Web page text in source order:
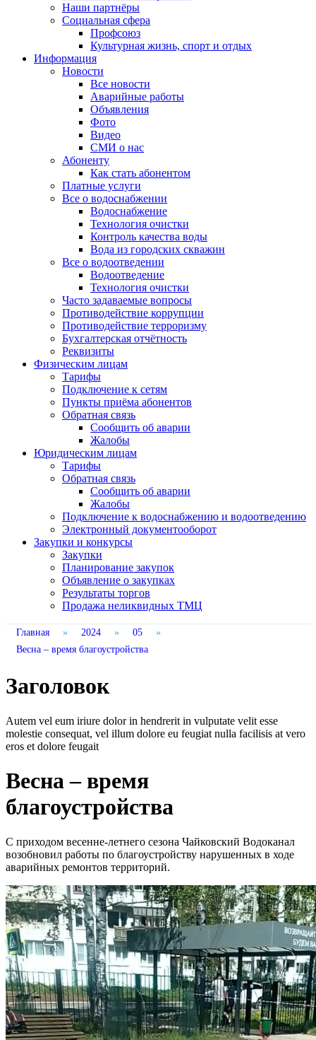
Наши партнёры
Социальная сфера
Профсоюз
Культурная жизнь, спорт и отдых
Информация
Новости
Все новости
Аварийные работы
Объявления
Фото
Видео
СМИ о нас
Абоненту
Как стать абонентом
Платные услуги
Все о водоснабжении
Водоснабжение
Технология очистки
Контроль качества воды
Вода из городских скважин
Все о водоотведении
Водоотведение
Технология очистки
Часто задаваемые вопросы
Противодействие коррупции
Противодействие терроризму
Бухгалтерская отчётность
Реквизиты
Физическим лицам
Тарифы
Подключение к сетям
Пункты приёма абонентов
Обратная связь
Сообщить об аварии
Жалобы
Юридическим лицам
Тарифы
Обратная связь
Сообщить об аварии
Жалобы
Подключение к водоснабжению и водоотведению
Электронный документооборот
Закупки и конкурсы
Закупки
Планирование закупок
Объявление о закупках
Результаты торгов
Продажа неликвидных ТМЦ
Главная » 2024 » 05
»
Весна – время благоустройства
Заголовок
Autem vel eum iriure dolor in hendrerit in vulputate velit esse
molestie consequat, vel illum dolore eu feugiat nulla facilisis at vero
eros et dolore feugait
Весна – время
благоустройства
С приходом весенне-летнего сезона Чайковский Водоканал
возобновил работы по благоустройству нарушенных в ходе
аварийных ремонтов территорий.